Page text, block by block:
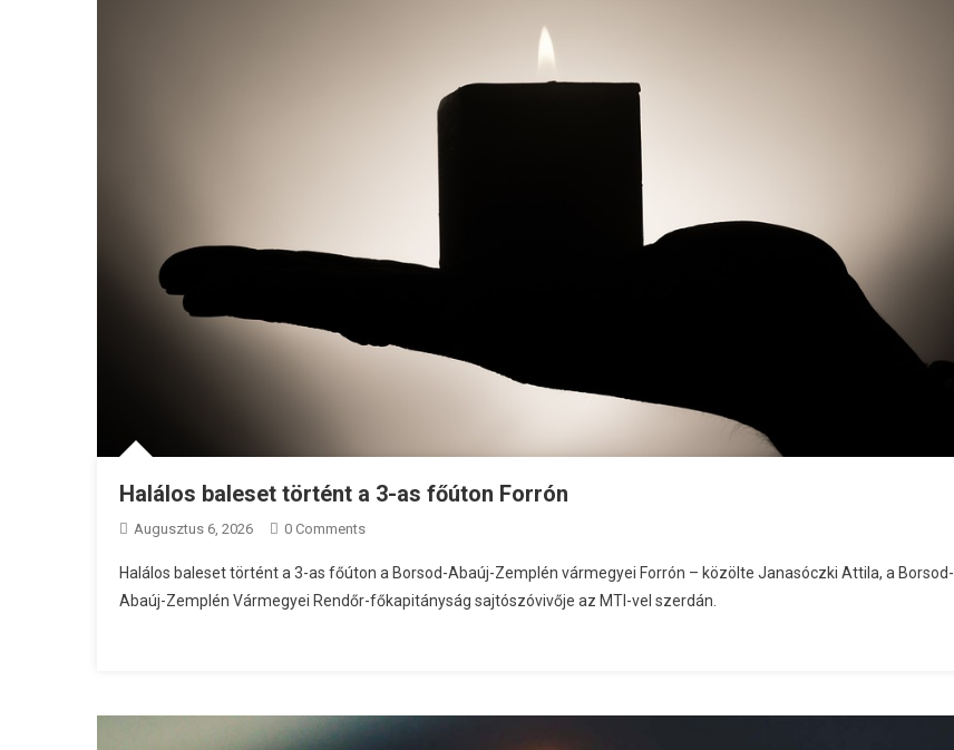
Halálos baleset történt a 3-as főúton Forrón
Augusztus 6, 2026 0 Comments
Halálos baleset történt a 3-as főúton a Borsod-Abaúj-Zemplén vármegyei Forrón – közölte Janasóczki Attila, a Borsod-
Abaúj-Zemplén Vármegyei Rendőr-főkapitányság sajtószóvivője az MTI-vel szerdán.